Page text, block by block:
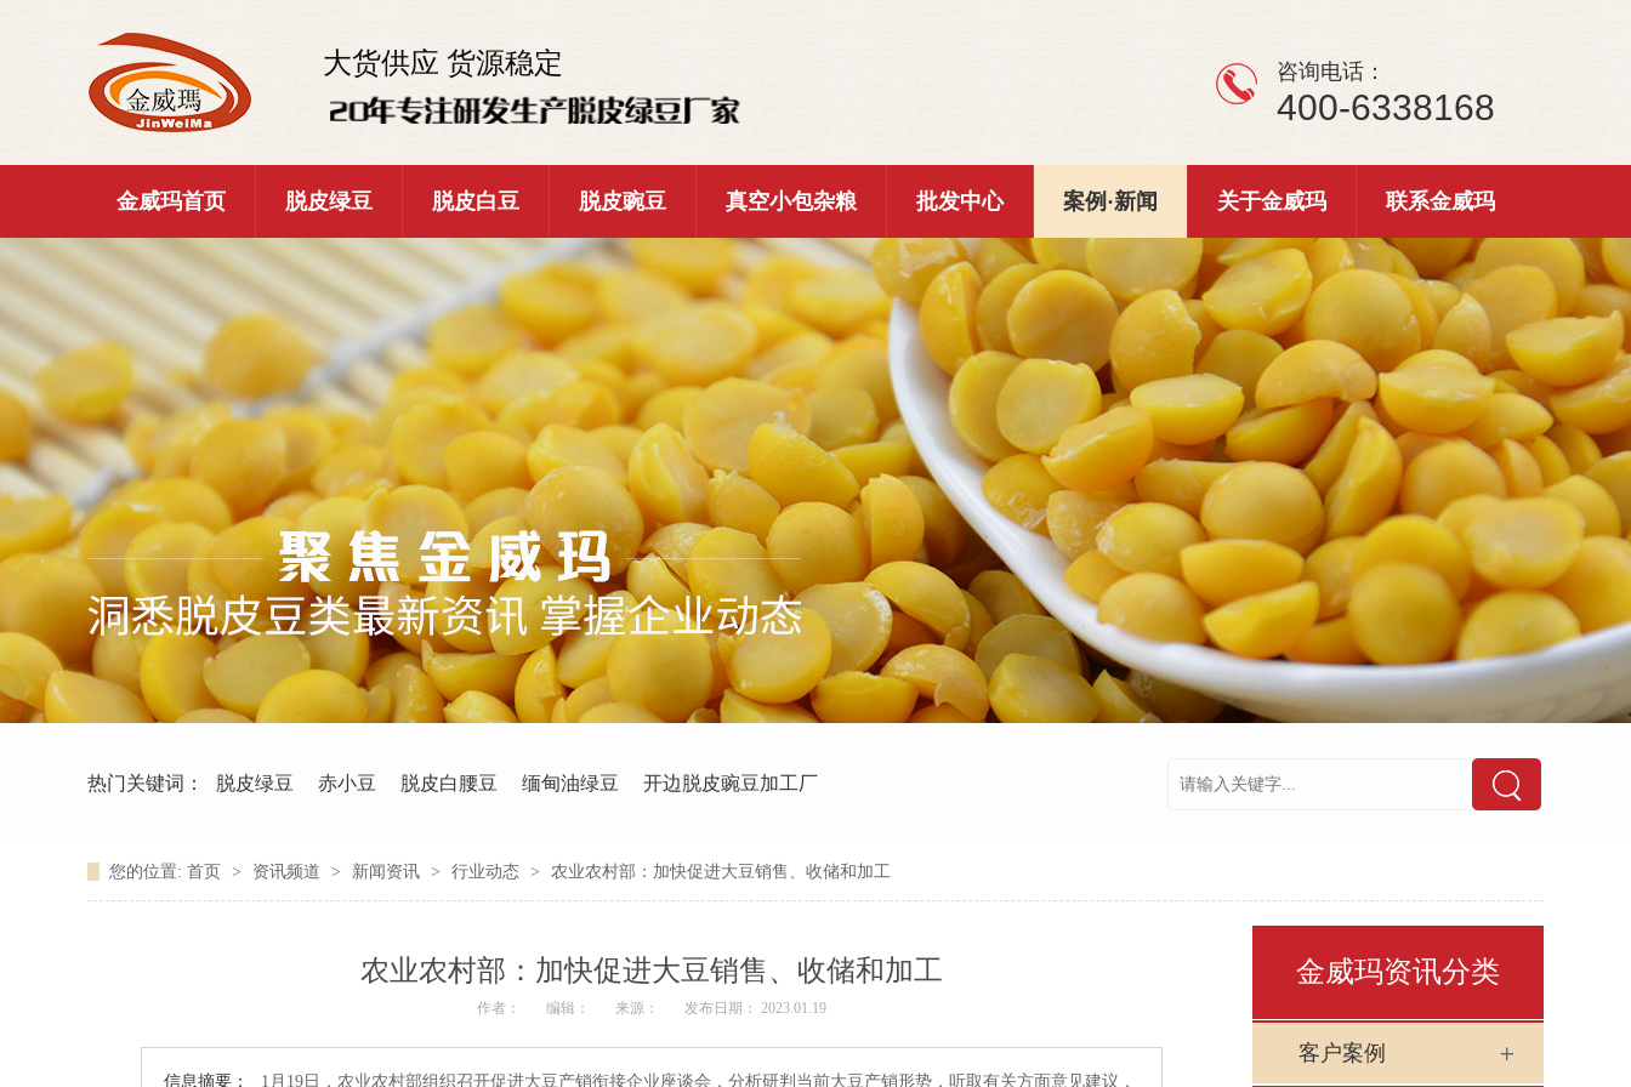
大货供应 货源稳定 咨询电话：
400-6338168
金威玛首页 脱皮绿豆 脱皮白豆 脱皮豌豆 真空小包杂粮 批发中心 案例·新闻 关于金威玛 联系金威玛
热门关键词： 脱皮绿豆 赤小豆 脱皮白腰豆 缅甸油绿豆 开边脱皮豌豆加工厂
您的位置: 首页 > 资讯频道 > 新闻资讯 > 行业动态 > 农业农村部：加快促进大豆销售、收储和加工
农业农村部：加快促进大豆销售、收储和加工
作者： 编辑： 来源： 发布日期： 2023.01.19
信息摘要： 1月19日，农业农村部组织召开促进大豆产销衔接企业座谈会，分析研判当前大豆产销形势，听取有关方面意见建议，
金威玛资讯分类
客户案例